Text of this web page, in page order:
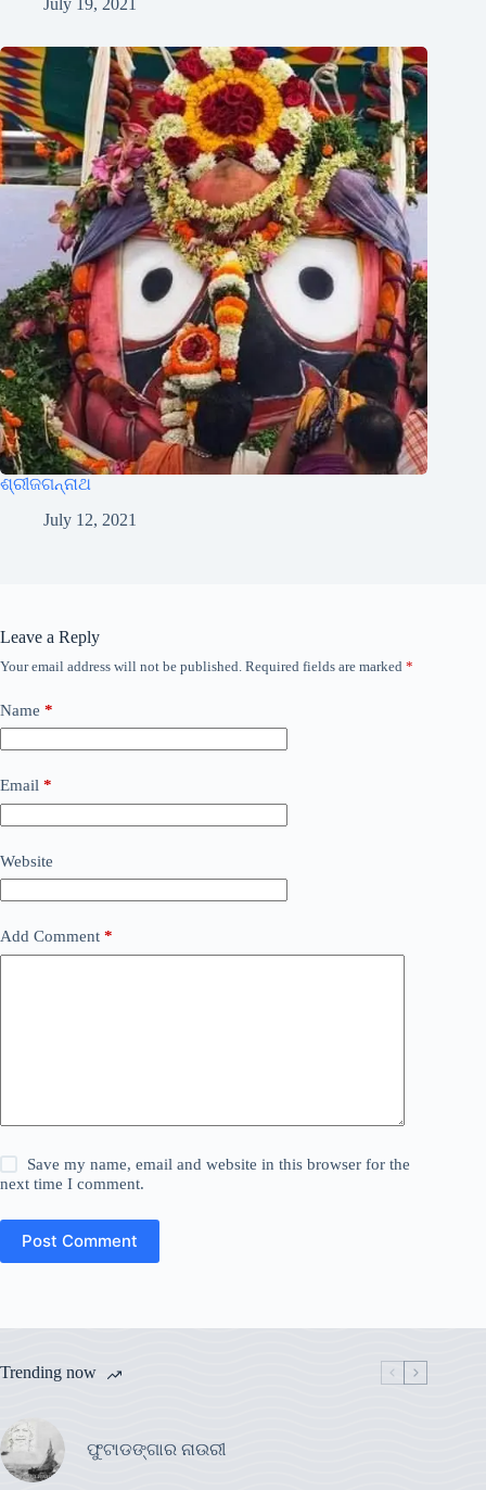
ଶ୍ରୀଜଗନ୍ନାଥ
July 12, 2021
Leave a Reply
Your email address will not be published. Required fields are marked *
Name *
Email *
Website
Add Comment *
Save my name, email and website in this browser for the
next time I comment.
Post Comment
Trending now
ଫୁଟାଡଙ୍ଗାର ନାଉରୀ